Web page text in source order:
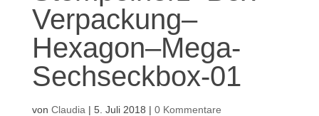
Verpackung–
Hexagon–Mega-
Sechseckbox-01
von Claudia | 5. Juli 2018 | 0 Kommentare